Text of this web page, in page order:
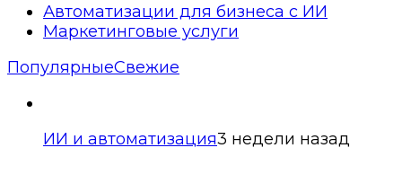
Автоматизации для бизнеса с ИИ
Маркетинговые услуги
ПопулярныеСвежие
ИИ и автоматизация3 недели назад